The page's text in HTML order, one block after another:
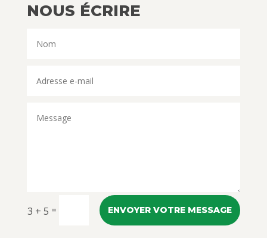
NOUS ÉCRIRE
3 + 5 = ENVOYER VOTRE MESSAGE